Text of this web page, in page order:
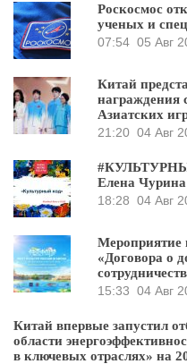
Роскосмос
ученых и
07:54 05 Авг
Китай
награждения
Азиатских
21:20 04 Авг
Елена Чурина
18:28 04 Авг
Мероприятие
«Договора о
15:33 04 Авг
Китай впервые запустил
области
в ключевых отраслях» на